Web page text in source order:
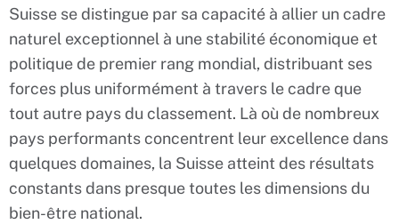
Suisse se distingue par sa capacité à allier un cadre
naturel exceptionnel à une stabilité économique et
politique de premier rang mondial, distribuant ses
forces plus uniformément à travers le cadre que
tout autre pays du classement. Là où de nombreux
pays performants concentrent leur excellence dans
quelques domaines, la Suisse atteint des résultats
constants dans presque toutes les dimensions du
bien-être national.